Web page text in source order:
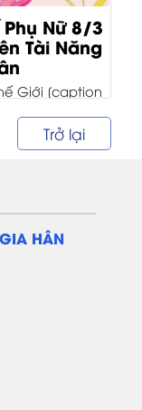
Nữ 8/3
Tài Năng
Giới [caption
Ngày
Trở lại
HÂN